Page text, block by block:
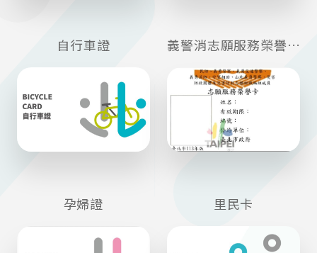
自行車證 義警消志願服務榮譽卡
孕婦證 里民卡